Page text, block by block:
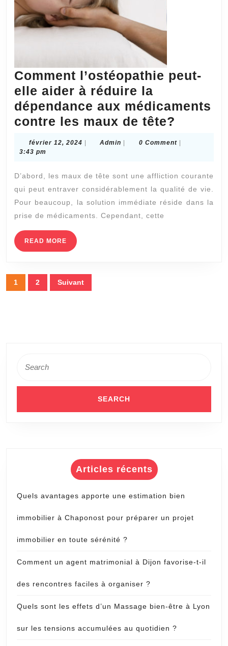
Comment l’ostéopathie peut-
elle aider à réduire la
dépendance aux médicaments
contre les maux de tête?
aider
à
février 12, 2024 févrierAdmin Admin0 Comment
3:43 pm
D’abord, les maux de tête sont une affliction courante
qui peut entraver considérablement la qualité de vie.
Pour beaucoup, la solution immédiate réside dans la
prise de médicaments. Cependant, cette
READ MORE READ
MORE
Pagination
des
1 2 Suivant
for:
Articles récents
Quels avantages apporte une estimation bien
immobilier à Chaponost pour préparer un projet
immobilier en toute sérénité ?
Comment un agent matrimonial à Dijon favorise-t-il
des rencontres faciles à organiser ?
Quels sont les effets d’un Massage bien-être à Lyon
sur les tensions accumulées au quotidien ?